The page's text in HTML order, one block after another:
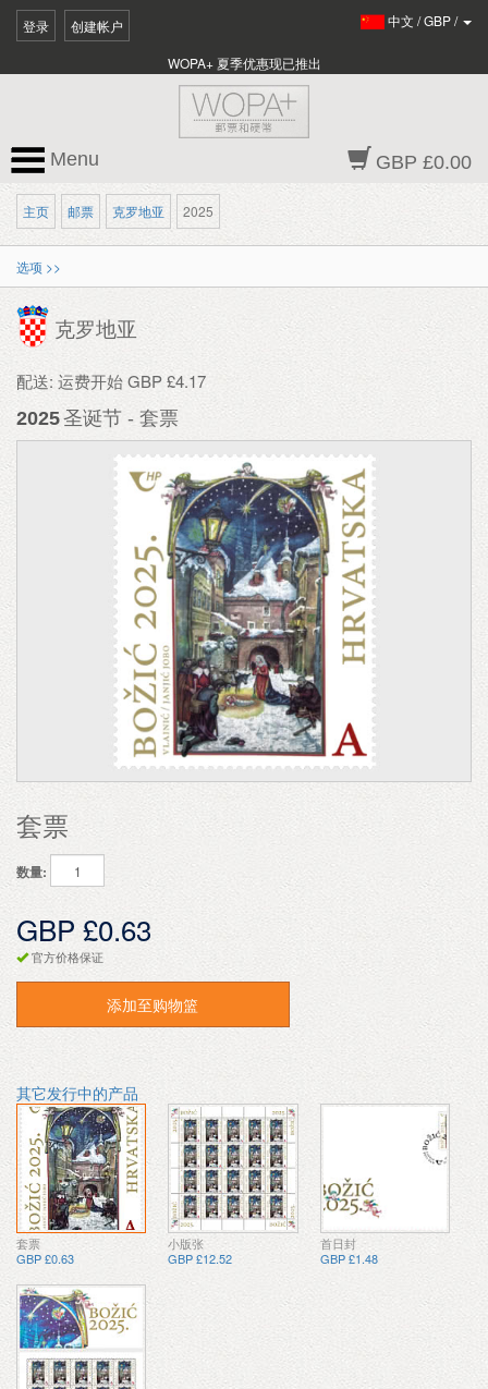
登录 创建帐户 中文 /GBP/
WOPA+ 夏季优惠现已推出
GBP £0.00
Menu
主页 邮票 克罗地亚 2025
选项 >>
克罗地亚
配送: 运费开始 GBP £4.17
2025圣诞节 - 套票
套票
数量:
GBP £0.63
官方价格保证
添加至购物篮
其它发行中的产品
套票
GBP £0.63
小版张
GBP £12.52
首日封
GBP £1.48